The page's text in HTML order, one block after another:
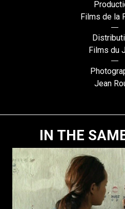
Films de la
Films du
Jean
IN THE